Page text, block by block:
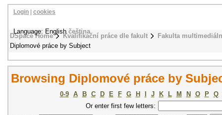
DSpace Home Kvalifikační práce dle fakult
Fakulta
Diplomové práce by Subject
Login cookies
Language: Englishčeština
Browsing Diplomové práce by
0-9 A B C D E F G H J K L M N O P
Q
Or enter first few letters: